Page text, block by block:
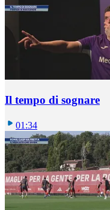
Il tempo di sognare
01:34